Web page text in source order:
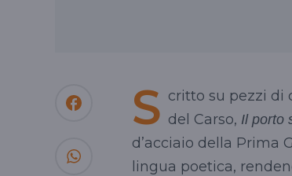
S critto su pezzi di
del Carso, Il porto
d’acciaio della Prima
lingua poetica,